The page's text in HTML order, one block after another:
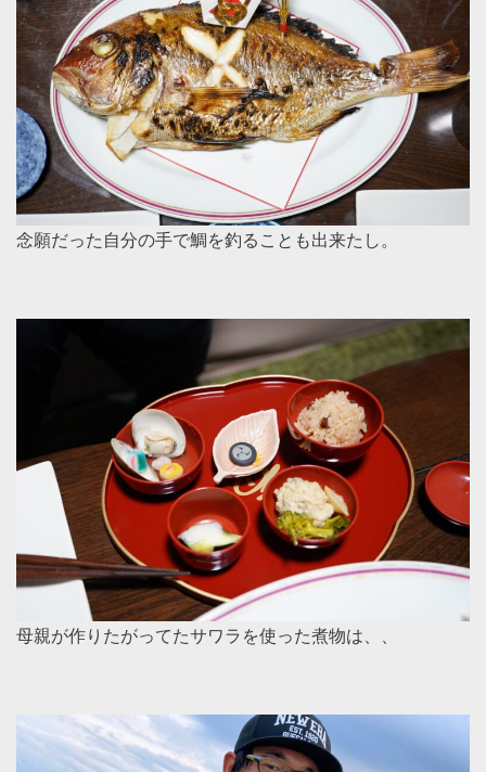
念願だった自分の手で鯛を釣ることも出来たし。
母親が作りたがってたサワラを使った煮物は、、